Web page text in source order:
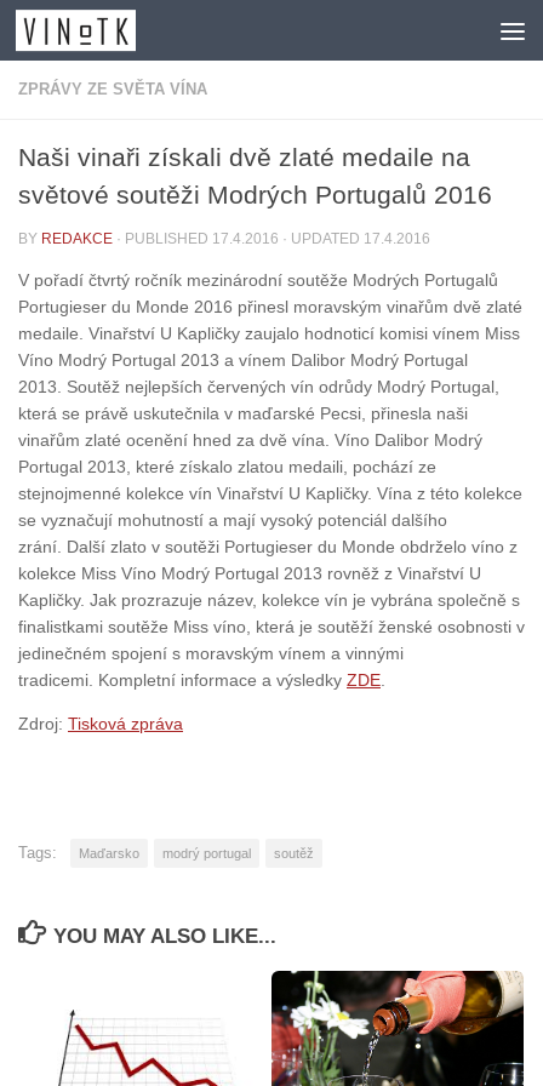
Skip to content
ZPRÁVY ZE SVĚTA VÍNA
Naši vinaři získali dvě zlaté medaile na
světové soutěži Modrých Portugalů 2016
BY REDAKCE · PUBLISHED 17.4.2016 · UPDATED 17.4.2016
V pořadí čtvrtý ročník mezinárodní soutěže Modrých Portugalů
Portugieser du Monde 2016 přinesl moravským vinařům dvě zlaté
medaile. Vinařství U Kapličky zaujalo hodnoticí komisi vínem Miss
Víno Modrý Portugal 2013 a vínem Dalibor Modrý Portugal
2013. Soutěž nejlepších červených vín odrůdy Modrý Portugal,
která se právě uskutečnila v maďarské Pecsi, přinesla naši
vinařům zlaté ocenění hned za dvě vína. Víno Dalibor Modrý
Portugal 2013, které získalo zlatou medaili, pochází ze
stejnojmenné kolekce vín Vinařství U Kapličky. Vína z této kolekce
se vyznačují mohutností a mají vysoký potenciál dalšího
zrání. Další zlato v soutěži Portugieser du Monde obdrželo víno z
kolekce Miss Víno Modrý Portugal 2013 rovněž z Vinařství U
Kapličky. Jak prozrazuje název, kolekce vín je vybrána společně s
finalistkami soutěže Miss víno, která je soutěží ženské osobnosti v
jedinečném spojení s moravským vínem a vinnými
tradicemi. Kompletní informace a výsledky ZDE.
Zdroj: Tisková zpráva
Tags: Maďarsko modrý portugal soutěž
YOU MAY ALSO LIKE...